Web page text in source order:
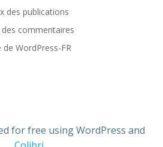
des publications
des commentaires
de WordPress-FR
for free using WordPress and